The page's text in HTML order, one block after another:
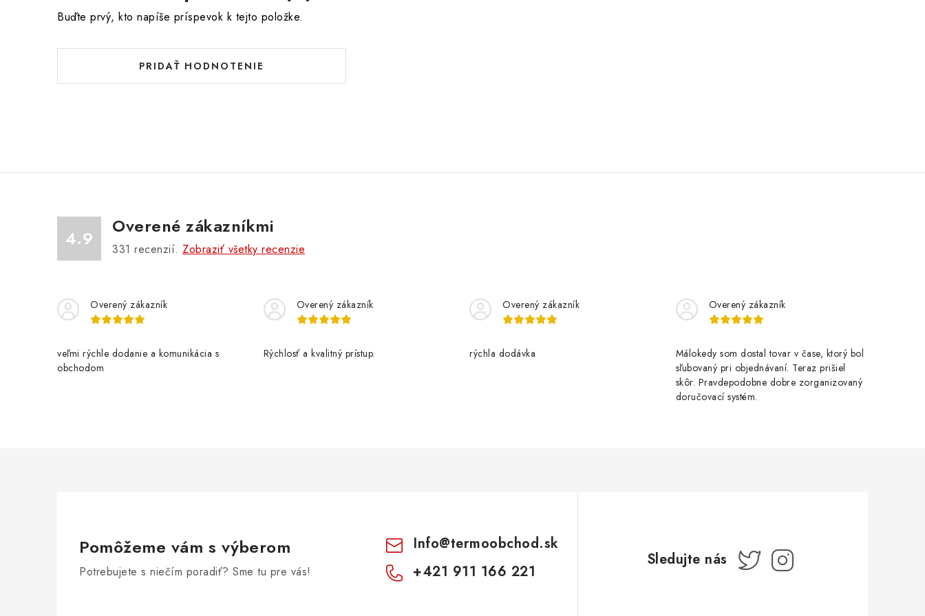
Buďte prvý, kto napíše príspevok k tejto položke.
PRIDAŤ HODNOTENIE
4.9
Overené zákazníkmi
331 recenzií. Zobraziť všetky recenzie
Overený zákazník
veľmi rýchle dodanie a komunikácia s
obchodom
Overený zákazník
Rýchlosť a kvalitný prístup.
Overený zákazník
rýchla dodávka
Overený zákazník
Málokedy som dostal tovar v čase, ktorý bol
sľubovaný pri objednávaní. Teraz prišiel
skôr. Pravdepodobne dobre zorganizovaný
doručovací systém.
Pomôžeme vám s výberom
Potrebujete s niečím poradiť? Sme tu pre vás!
Info@termoobchod.sk
+421 911 166 221